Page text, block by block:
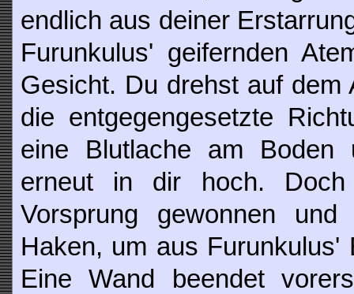
endlich aus deiner
Furunkulus' geifernden
Gesicht. Du drehst auf dem
die entgegengesetzte
eine Blutlache am Boden
erneut in dir hoch.
Vorsprung gewonnen
Haken, um aus Furunkulus'
Eine Wand beendet